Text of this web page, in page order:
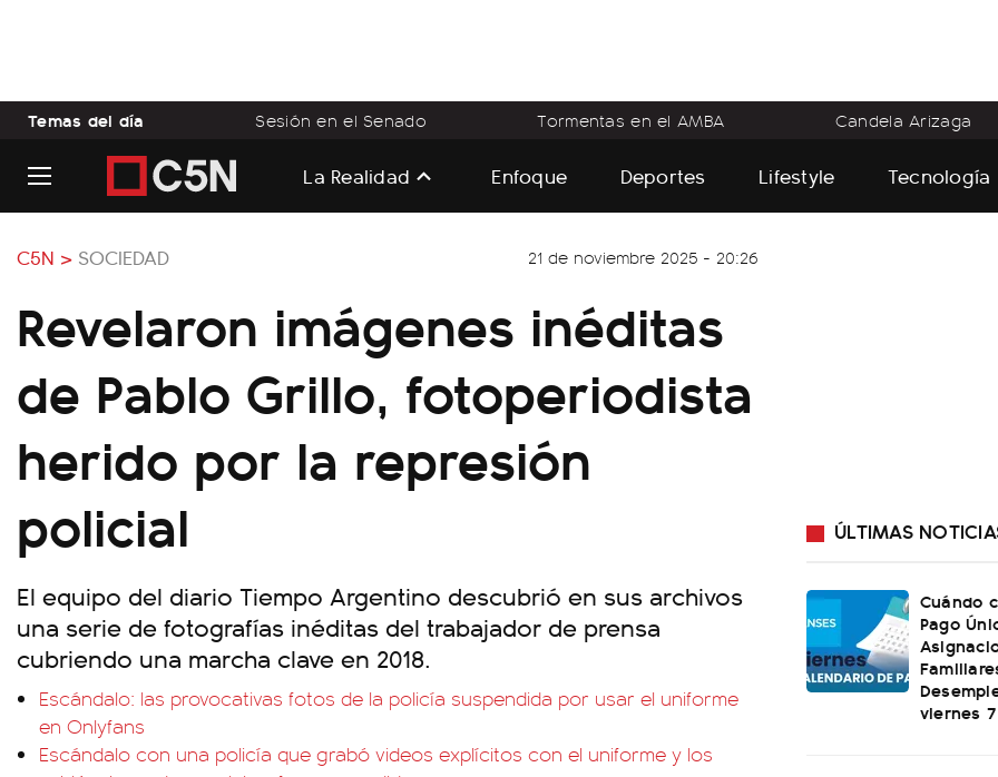
Temas del día Sesión en el Senado Tormentas en el AMBA Candela Arizaga
La Realidad Enfoque Deportes Lifestyle Tecnología
C5N > SOCIEDAD 21 de noviembre 2025 - 20:26
Revelaron imágenes inéditas
de Pablo Grillo, fotoperiodista
herido por la represión
policial
El equipo del diario Tiempo Argentino descubrió en sus archivos
una serie de fotografías inéditas del trabajador de prensa
cubriendo una marcha clave en 2018.
Escándalo: las provocativas fotos de la policía suspendida por usar el uniforme
en Onlyfans
Escándalo con una policía que grabó videos explícitos con el uniforme y los
ÚLTIMAS
Cuándo
Pago
viernes